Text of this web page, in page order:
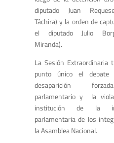
diputado Juan
Táchira) y la orden de
el diputado Julio
Miranda).
La Sesión Extraordinaria
punto único el debate
desaparición
parlamentario y la
institución de la
parlamentaria de los
la Asamblea Nacional.